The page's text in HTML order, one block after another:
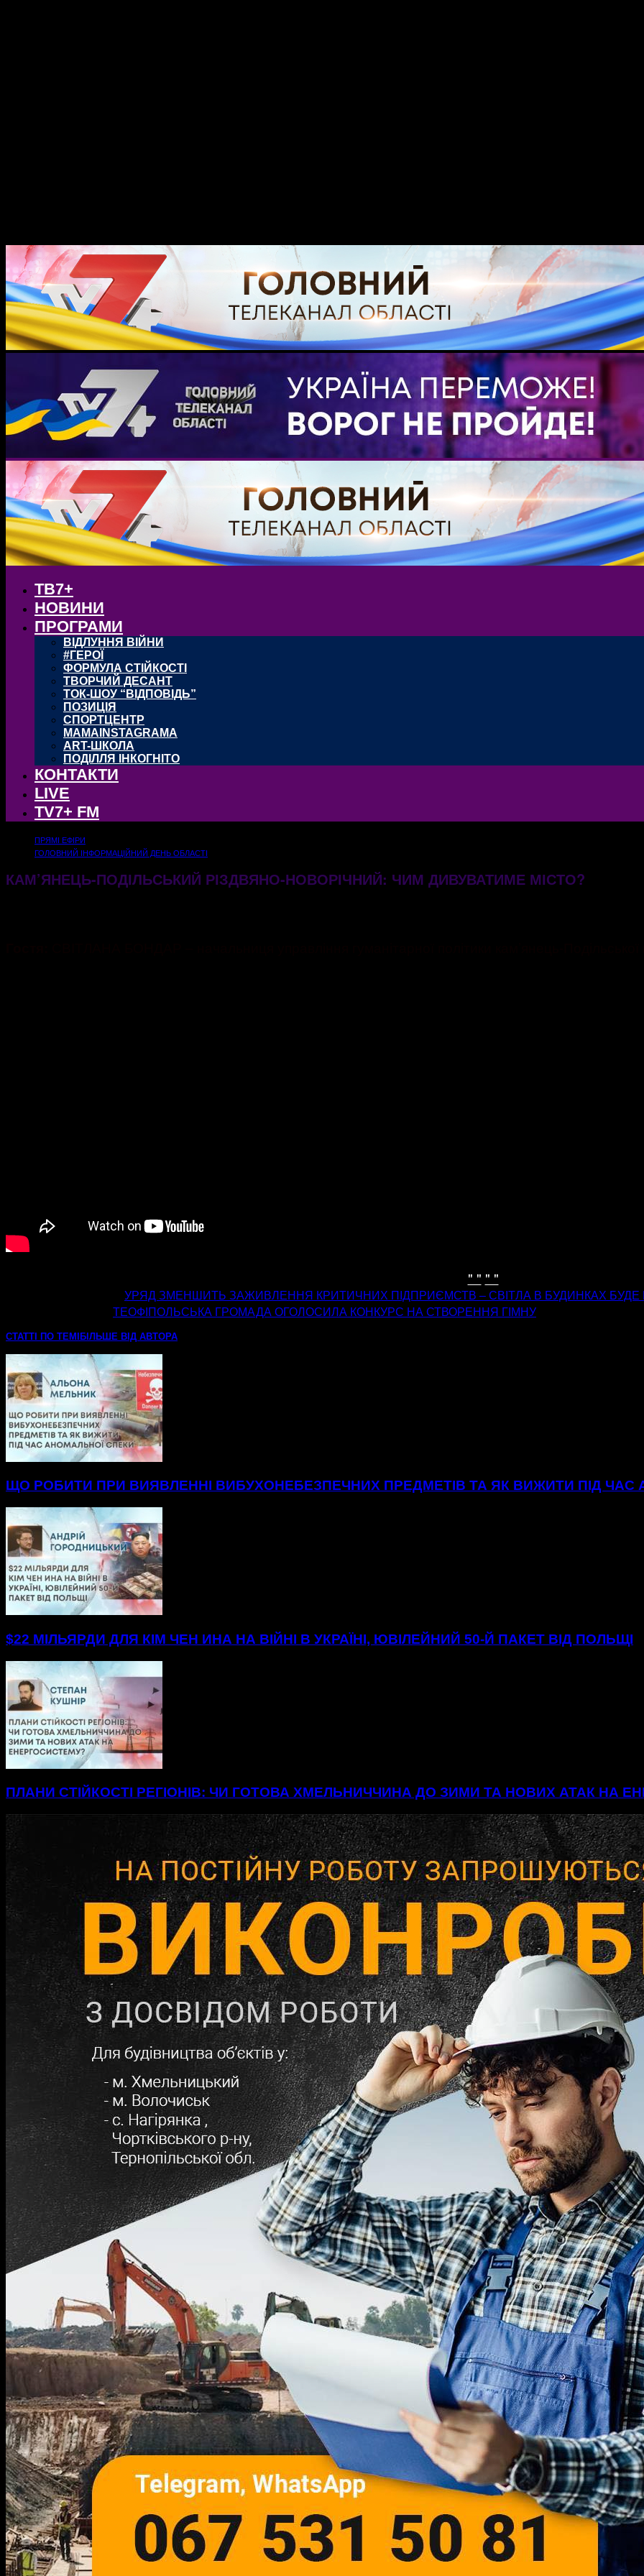
ТВ7+
НОВИНИ
ПРОГРАМИ
ВІДЛУННЯ ВІЙНИ
#ГЕРОЇ
ФОРМУЛА СТІЙКОСТІ
ТВОРЧИЙ ДЕСАНТ
ТОК-ШОУ “ВІДПОВІДЬ”
ПОЗИЦІЯ
СПОРТЦЕНТР
MAMAINSTAGRAMA
ART-ШКОЛА
ПОДІЛЛЯ ІНКОГНІТО
КОНТАКТИ
LIVE
TV7+ FM
ПРЯМІ ЕФІРИ
ГОЛОВНИЙ ІНФОРМАЦІЙНИЙ ДЕНЬ ОБЛАСТІ
КАМ’ЯНЕЦЬ-ПОДІЛЬСЬКИЙ РІЗДВЯНО-НОВОРІЧНИЙ: ЧИМ ДИВУВАТИМЕ МІСТО?
" " " "
УРЯД ЗМЕНШИТЬ ЗАЖИВЛЕННЯ КРИТИЧНИХ ПІДПРИЄМСТВ – СВІТЛА В БУДИНКАХ БУДЕ
ТЕОФІПОЛЬСЬКА ГРОМАДА ОГОЛОСИЛА КОНКУРС НА СТВОРЕННЯ ГІМНУ
СТАТТІ ПО ТЕМІ БІЛЬШЕ ВІД АВТОРА
ЩО РОБИТИ ПРИ ВИЯВЛЕННІ ВИБУХОНЕБЕЗПЕЧНИХ ПРЕДМЕТІВ ТА ЯК ВИЖИТИ ПІД ЧАС
$22 МІЛЬЯРДИ ДЛЯ КІМ ЧЕН ИНА НА ВІЙНІ В УКРАЇНІ, ЮВІЛЕЙНИЙ 50-Й ПАКЕТ ВІД ПОЛЬЩІ
ПЛАНИ СТІЙКОСТІ РЕГІОНІВ: ЧИ ГОТОВА ХМЕЛЬНИЧЧИНА ДО ЗИМИ ТА НОВИХ АТАК НА